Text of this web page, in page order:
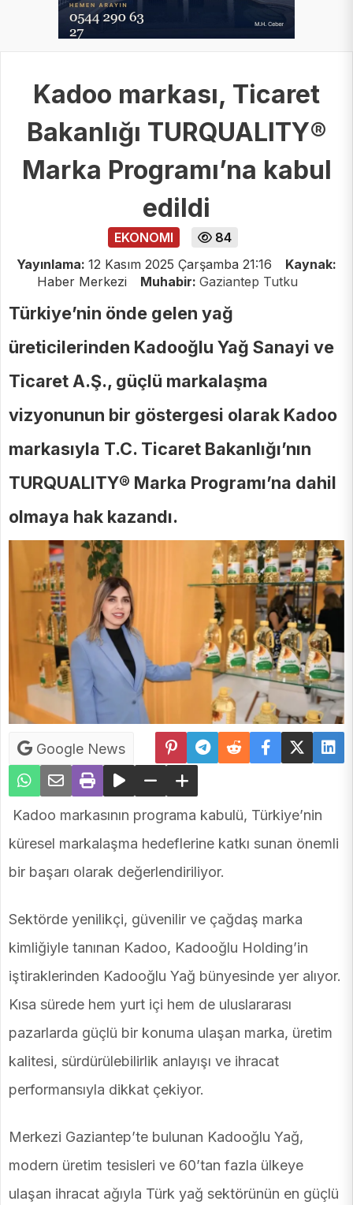
Kadoo markası, Ticaret
Bakanlığı TURQUALITY®
Marka Programı’na kabul
edildi
EKONOMI
84
Yayınlama: 12 Kasım 2025 Çarşamba 21:16
Kaynak:
Haber Merkezi
Muhabir: Gaziantep Tutku
Türkiye’nin önde gelen yağ
üreticilerinden Kadooğlu Yağ Sanayi ve
Ticaret A.Ş., güçlü markalaşma
vizyonunun bir göstergesi olarak Kadoo
markasıyla T.C. Ticaret Bakanlığı’nın
TURQUALITY® Marka Programı’na dahil
olmaya hak kazandı.
Google News
Kadoo markasının programa kabulü, Türkiye’nin
küresel markalaşma hedeflerine katkı sunan önemli
bir başarı olarak değerlendiriliyor.
Sektörde yenilikçi, güvenilir ve çağdaş marka
kimliğiyle tanınan Kadoo, Kadooğlu Holding’in
iştiraklerinden Kadooğlu Yağ bünyesinde yer alıyor.
Kısa sürede hem yurt içi hem de uluslararası
pazarlarda güçlü bir konuma ulaşan marka, üretim
kalitesi, sürdürülebilirlik anlayışı ve ihracat
performansıyla dikkat çekiyor.
Merkezi Gaziantep’te bulunan Kadooğlu Yağ,
modern üretim tesisleri ve 60’tan fazla ülkeye
ulaşan ihracat ağıyla Türk yağ sektörünün en güçlü